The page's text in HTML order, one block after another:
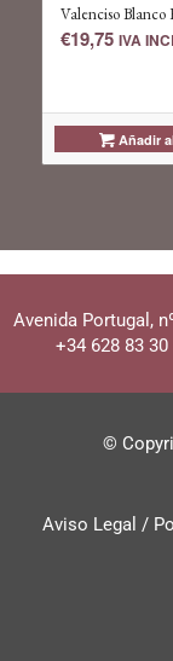
Valenciso Blanco
€19,75 IVA
Añadir
Avenida Portugal,
+34 628 83 30
©
Aviso Legal /